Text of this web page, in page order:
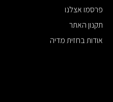
פרסמו אצלנו
תקנון האתר
אודות בחזית מדיה